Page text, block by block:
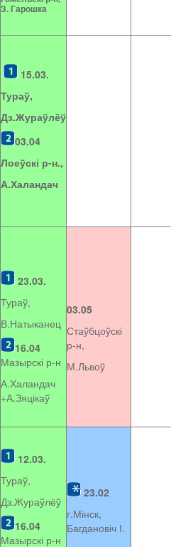
З. Гарошка
15.03.
Тураў,
Дз.Жураўлёў
03.04
Лоеўскі р-н.,
А.Халандач
23.03.
Тураў,
В.Натыканец
16.04
Мазырскі р-н
А.Халандач
+А.Зяцікаў
03.05
Стаўбцоўскі
р-н,
М.Львоў
12.03.
Тураў,
Дз.Жураўлёў
16.04
Мазырскі р-н
23.02
г.Мінск,
Багдановіч І.